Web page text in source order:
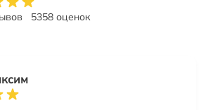
5358 оценок